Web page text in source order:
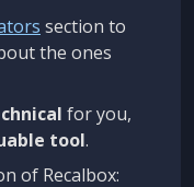
section to
the ones
for you,
tool.
of Recalbox: